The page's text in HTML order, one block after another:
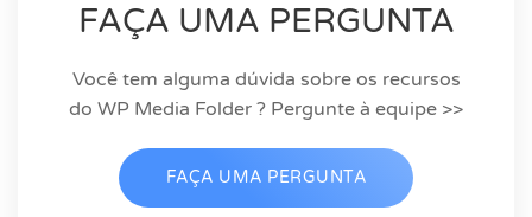
FAÇA UMA PERGUNTA
Você tem alguma dúvida sobre os recursos
do WP Media Folder ? Pergunte à equipe >>
FAÇA UMA PERGUNTA